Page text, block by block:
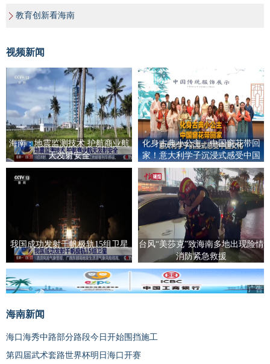
教育创新看海南
视频新闻
海南：地震监测技术 护航商业航
天发射安全
化身古典小公主、中国窗花带回
家！意大利学子沉浸式感受中国
文化
我国成功发射千帆极轨15组卫星
台风“美莎克”致海南多地出现险情
消防紧急救援
广告
海南新闻
海口海秀中路部分路段今日开始围挡施工
第四届武术套路世界杯明日海口开赛